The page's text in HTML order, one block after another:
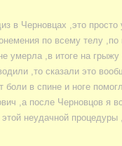
в Черновцах ,это
по всему телу
,в итоге на грыжу
,то сказали это
в спине и ноге
,а после Черновцов я
неудачной процедуры